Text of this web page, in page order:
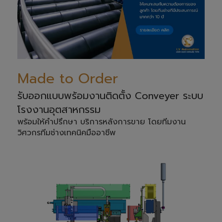
Made to Order
รับออกแบบพร้อมงานติดตั้ง Conveyer ระบบ
โรงงานอุตสาหกรรม
พร้อมให้คำปรึกษา บริการหลังการขาย โดยทีมงาน
วิศวกรทีมช่างเทคนิคมืออาชีพ